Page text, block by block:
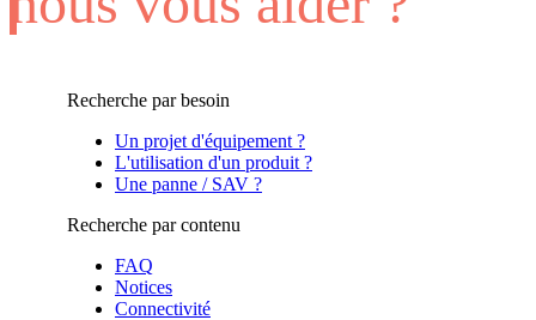
Recherche par besoin
Un projet d'équipement ?
L'utilisation d'un produit ?
Une panne / SAV ?
Recherche par contenu
FAQ
Notices
Connectivité